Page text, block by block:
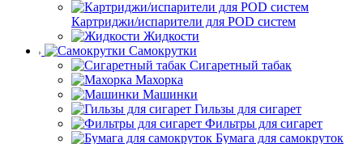
Картриджи/испарители для POD систем
Жидкости
Самокрутки
Сигаретный табак
Махорка
Машинки
Гильзы для сигарет
Фильтры для сигарет
Бумага для самокруток